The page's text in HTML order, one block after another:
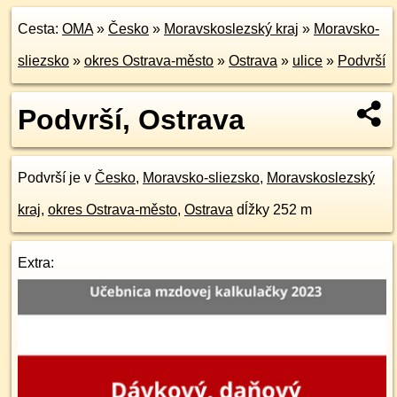
Cesta: OMA» Česko » Moravskoslezský kraj » Moravsko-
sliezsko » okres Ostrava-město » Ostrava » ulice » Podvrší
Podvrší, Ostrava
Podvrší je v Česko, Moravsko-sliezsko, Moravskoslezský
kraj, okres Ostrava-město, Ostrava dĺžky 252 m
Extra: